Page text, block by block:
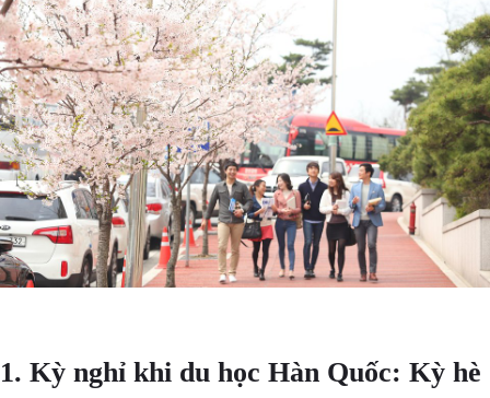
1. Kỳ nghỉ khi du học Hàn Quốc: Kỳ hè